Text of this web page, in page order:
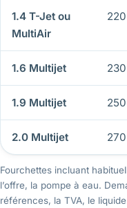
1.4 T-Jet ou
MultiAir
1.6 Multijet
1.9 Multijet
2.0 Multijet
Fourchettes incluant
l’offre, la pompe à eau.
références, la TVA, le